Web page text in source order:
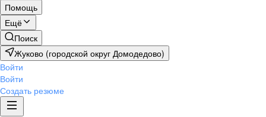
Помощь
Ещё
Поиск
Жуково (городской округ Домодедово)
Войти
Войти
Создать резюме